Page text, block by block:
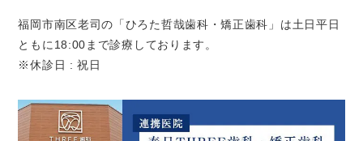
福岡市南区老司の「ひろた哲哉歯科・矯正歯科」は土日平日
ともに18:00まで診療しております。
※休診日 : 祝日